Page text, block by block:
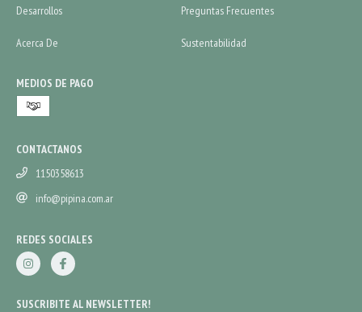
Desarrollos Preguntas Frecuentes
Acerca De Sustentabilidad
MEDIOS DE PAGO
CONTACTANOS
1150358613
info@pipina.com.ar
REDES SOCIALES
SUSCRIBITE AL NEWSLETTER!